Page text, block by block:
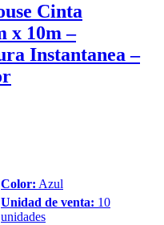
Cinta
x 10m –
Instantanea –
Color: Azul
Unidad de venta: 10
unidades